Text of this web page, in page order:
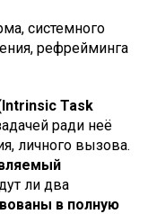
системного
рефрейминга
Task
ради неё
личного вызова.
ли два
в полную